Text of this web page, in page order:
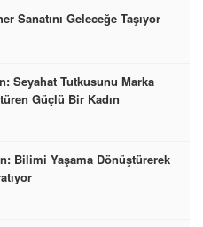
Sanatını Geleceğe Taşıyor
Seyahat Tutkusunu Marka
Güçlü Bir Kadın
Bilimi Yaşama Dönüştürerek